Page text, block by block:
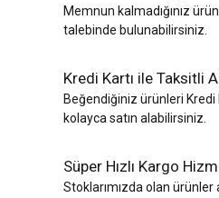
Memnun kalmadığınız
talebinde bulunabilirsiniz.
Kredi Kartı ile Taksitli
Beğendiğiniz ürünleri Kredi
kolayca satın alabilirsiniz.
Süper Hızlı Kargo
Stoklarımızda olan ürünler